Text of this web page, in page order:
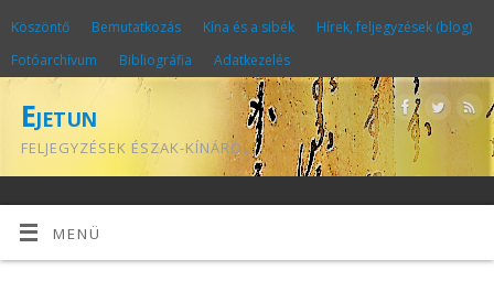
Köszöntő Bemutatkozás Kína és a sibék
Hírek, feljegyzések (blog)
Fotóarchívum
Bibliográfia Adatkezelés
Ejetun
FELJEGYZÉSEK ÉSZAK-KÍNÁRÓL
MENÜ